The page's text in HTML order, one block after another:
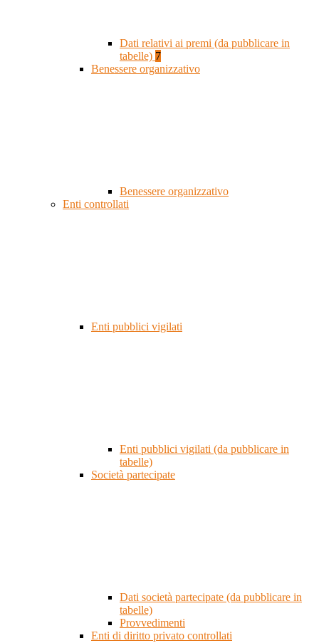
Dati relativi ai premi (da pubblicare in
tabelle) 7
Benessere organizzativo
Benessere organizzativo
Enti controllati
Enti pubblici vigilati
Enti pubblici vigilati (da pubblicare in
tabelle)
Società partecipate
Dati società partecipate (da pubblicare in
tabelle)
Provvedimenti
Enti di diritto privato controllati